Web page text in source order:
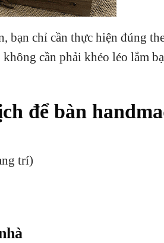
bạn chỉ cần thực hiện đúng
cần phải khéo léo lắm
để bàn
trí)